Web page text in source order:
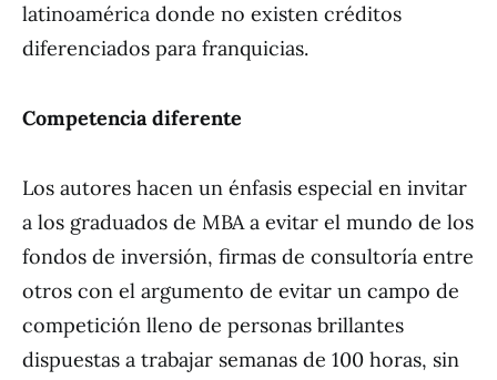
latinoamérica donde no existen créditos
diferenciados para franquicias.
Competencia diferente
Los autores hacen un énfasis especial en invitar
a los graduados de MBA a evitar el mundo de los
fondos de inversión, firmas de consultoría entre
otros con el argumento de evitar un campo de
competición lleno de personas brillantes
dispuestas a trabajar semanas de 100 horas, sin